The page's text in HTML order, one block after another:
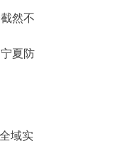
然不
夏防
域实